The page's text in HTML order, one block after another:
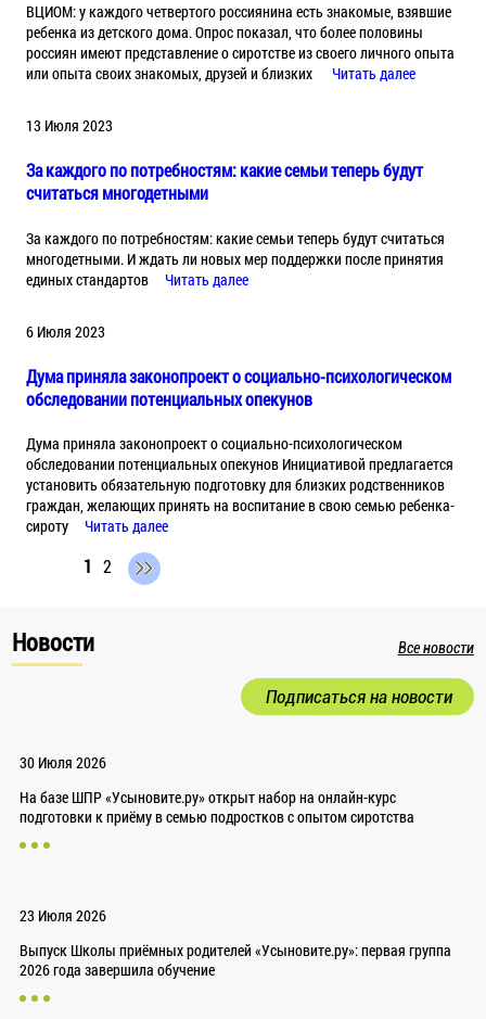
ВЦИОМ: у каждого четвертого россиянина есть знакомые, взявшие
ребенка из детского дома. Опрос показал, что более половины
россиян имеют представление о сиротстве из своего личного опыта
или опыта своих знакомых, друзей и близких
Читать далее
13 Июля 2023
За каждого по потребностям: какие семьи теперь будут
считаться многодетными
За каждого по потребностям: какие семьи теперь будут считаться
многодетными. И ждать ли новых мер поддержки после принятия
единых стандартов
Читать далее
6 Июля 2023
Дума приняла законопроект о социально-психологическом
обследовании потенциальных опекунов
Дума приняла законопроект о социально-психологическом
обследовании потенциальных опекунов Инициативой предлагается
установить обязательную подготовку для близких родственников
граждан, желающих принять на воспитание в свою семью ребенка-
сироту
Читать далее
1 2
Новости Все новости
Подписаться на новости
30 Июля 2026
На базе ШПР «Усыновите.ру» открыт набор на онлайн-курс
подготовки к приёму в семью подростков с опытом сиротства
23 Июля 2026
Выпуск Школы приёмных родителей «Усыновите.ру»: первая группа
2026 года завершила обучение